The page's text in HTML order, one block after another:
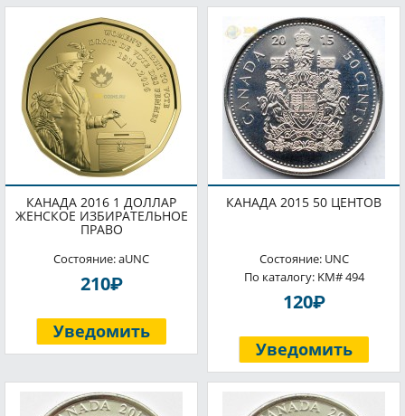
КАНАДА 2016 1 ДОЛЛАР
ЖЕНСКОЕ ИЗБИРАТЕЛЬНОЕ
ПРАВО
Состояние: aUNC
210P
Уведомить
КАНАДА 2015 50 ЦЕНТОВ
Состояние: UNC
По каталогу: KM# 494
120P
Уведомить